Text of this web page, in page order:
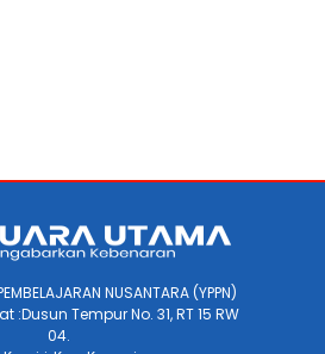
NUSANTARA (YPPN)
:Dusun Tempur No. 31, RT 15 RW
04.